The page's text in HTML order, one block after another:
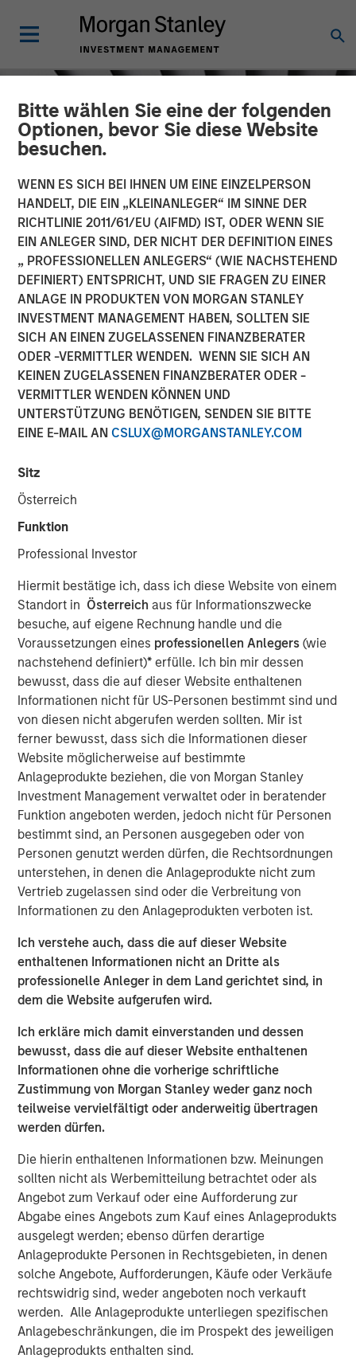
Bitte wählen Sie eine der folgenden
Optionen, bevor Sie diese Website
besuchen.
WENN ES SICH BEI IHNEN UM EINE EINZELPERSON
HANDELT, DIE EIN „KLEINANLEGER“ IM SINNE DER
RICHTLINIE 2011/61/EU (AIFMD) IST, ODER WENN SIE
EIN ANLEGER SIND, DER NICHT DER DEFINITION EINES
„ PROFESSIONELLEN ANLEGERS“ (WIE NACHSTEHEND
DEFINIERT) ENTSPRICHT, UND SIE FRAGEN ZU EINER
ANLAGE IN PRODUKTEN VON MORGAN STANLEY
INVESTMENT MANAGEMENT HABEN, SOLLTEN SIE
SICH AN EINEN ZUGELASSENEN FINANZBERATER
ODER -VERMITTLER WENDEN. WENN SIE SICH AN
KEINEN ZUGELASSENEN FINANZBERATER ODER -
VERMITTLER WENDEN KÖNNEN UND
UNTERSTÜTZUNG BENÖTIGEN, SENDEN SIE BITTE
EINE E-MAIL AN CSLUX@MORGANSTANLEY.COM
Sitz
Österreich
Funktion
Professional Investor
Hiermit bestätige ich, dass ich diese Website von einem
Standort in Österreich aus für Informationszwecke
besuche, auf eigene Rechnung handle und die
Voraussetzungen eines professionellen Anlegers(wie
nachstehend definiert)* erfülle. Ich bin mir dessen
bewusst, dass die auf dieser Website enthaltenen
Informationen nicht für US-Personen bestimmt sind und
von diesen nicht abgerufen werden sollten. Mir ist
ferner bewusst, dass sich die Informationen dieser
Website möglicherweise auf bestimmte
Anlageprodukte beziehen, die von Morgan Stanley
Investment Management verwaltet oder in beratender
Funktion angeboten werden, jedoch nicht für Personen
bestimmt sind, an Personen ausgegeben oder von
Personen genutzt werden dürfen, die Rechtsordnungen
unterstehen, in denen die Anlageprodukte nicht zum
Vertrieb zugelassen sind oder die Verbreitung von
Informationen zu den Anlageprodukten verboten ist.
Ich verstehe auch, dass die auf dieser Website
enthaltenen Informationen nicht an Dritte als
professionelle Anleger in dem Land gerichtet sind, in
dem die Website aufgerufen wird.
Ich erkläre mich damit einverstanden und dessen
bewusst, dass die auf dieser Website enthaltenen
Informationen ohne die vorherige schriftliche
Zustimmung von Morgan Stanley weder ganz noch
teilweise vervielfältigt oder anderweitig übertragen
werden dürfen.
Die hierin enthaltenen Informationen bzw. Meinungen
sollten nicht als Werbemitteilung betrachtet oder als
Angebot zum Verkauf oder eine Aufforderung zur
Abgabe eines Angebots zum Kauf eines Anlageprodukts
ausgelegt werden; ebenso dürfen derartige
Anlageprodukte Personen in Rechtsgebieten, in denen
solche Angebote, Aufforderungen, Käufe oder Verkäufe
rechtswidrig sind, weder angeboten noch verkauft
werden. Alle Anlageprodukte unterliegen spezifischen
Anlagebeschränkungen, die im Prospekt des jeweiligen
Anlageprodukts enthalten sind.
INSIGHTS
Crypto & Carbon
13 JULI 2022
Executive Director
The intersection of Counterpoint Global’s focus on
disruptive technologies and Sustainability Research has
resulted in the insight that recent Blockchain technologies
have an opportunity to play a role in decarbonizing the
global economy.
While the market is currently focused on the near-term
emissions from the energy intensive mining practices of
cryptocurrencies like Bitcoin, our research helps us
understand the potential energy efficiency improvements
from emerging technologies like proof of stake. In
addition to better contextualizing the risks, our research
has highlighted how Blockchain technologies have
unique capabilities that can enable an interoperable
marketplace for voluntary carbon offsets. The creation of
a global marketplace to enable price discovery for
varying offset quality is an essential tool to use market
forces to decarbonize society.
Click on the PDF to learn about how technology could
catalyze a sizable market opportunity and global
decarbonization.
Download the PDF
RISK CONSIDERATIONS
There is no assurance that a Portfolio will achieve its
investment objective. Portfolios are subject tomarket
risk, which is the possibility that the market values of
securities owned by the Portfolio will decline and that the
value of Portfolio shares may therefore be less than what
you paid for them. Market values can change daily due to
economic and other events (e.g. natural disasters, health
crises, terrorism, conflicts and social unrest) that affect
markets, countries, companies or governments. It is
difficult to predict the timing, duration, and potential
adverse effects (e.g. portfolio liquidity) of events.
Accordingly, you can lose money investing in this